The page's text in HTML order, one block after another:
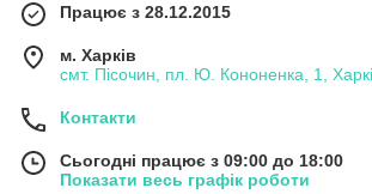
Працює з 28.12.2015
м. Харків
смт. Пісочин, пл. Ю. Кононенка, 1,
Контакти
Сьогодні працює з 09:00 до 18:00
Показати весь графік роботи